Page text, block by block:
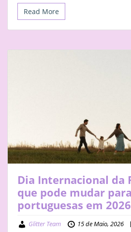
Read More
Dia Internacional da
que pode mudar
portuguesas em
Glitter Team 15 de Maio, 2026